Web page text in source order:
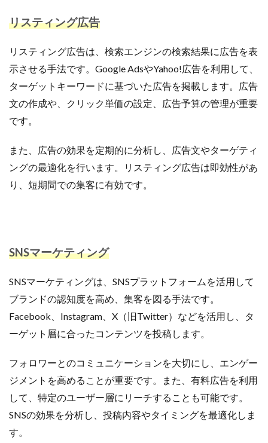
リスティング広告
リスティング広告は、検索エンジンの検索結果に広告を表
示させる手法です。Google AdsやYahoo!広告を利用して、
ターゲットキーワードに基づいた広告を掲載します。広告
文の作成や、クリック単価の設定、広告予算の管理が重要
です。
また、広告の効果を定期的に分析し、広告文やターゲティ
ングの最適化を行います。リスティング広告は即効性があ
り、短期間での集客に有効です。
SNSマーケティング
SNSマーケティングは、SNSプラットフォームを活用して
ブランドの認知度を高め、集客を図る手法です。
Facebook、Instagram、X（旧Twitter）などを活用し、タ
ーゲット層に合ったコンテンツを投稿します。
フォロワーとのコミュニケーションを大切にし、エンゲー
ジメントを高めることが重要です。また、有料広告を利用
して、特定のユーザー層にリーチすることも可能です。
SNSの効果を分析し、投稿内容やタイミングを最適化しま
す。